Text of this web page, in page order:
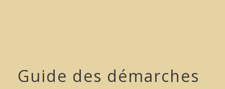
Guide des démarches